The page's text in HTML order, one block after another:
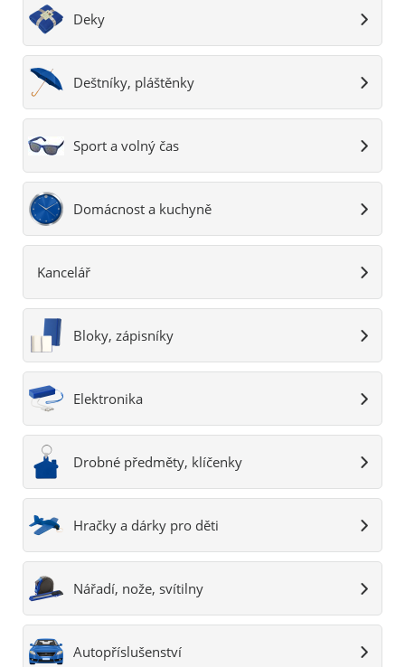
Deky
Deštníky, pláštěnky
Sport a volný čas
Domácnost a kuchyně
Kancelář
Bloky, zápisníky
Elektronika
Drobné předměty, klíčenky
Hračky a dárky pro děti
Nářadí, nože, svítilny
Autopříslušenství